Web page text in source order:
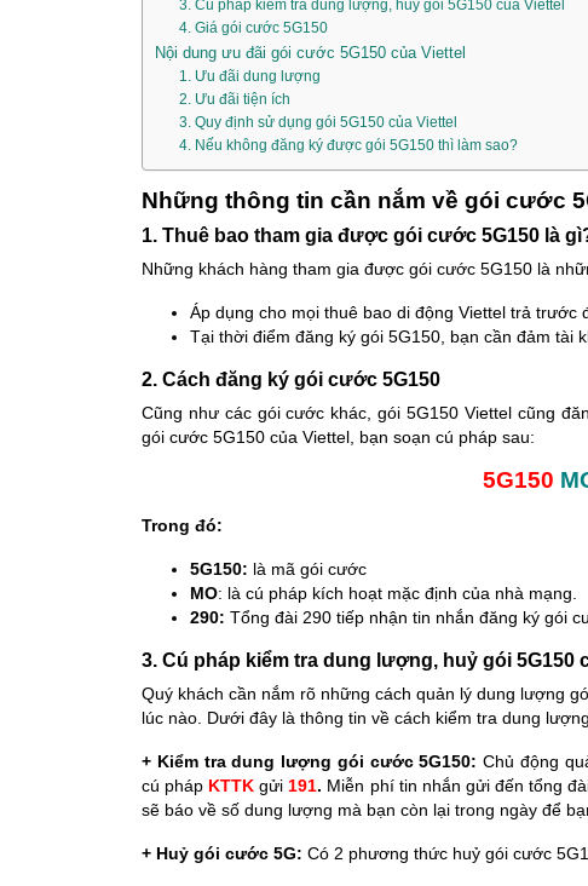
3. Cú pháp kiểm tra dung lượng, huỷ gói 5G150 của Viettel
4. Giá gói cước 5G150
Nội dung ưu đãi gói cước 5G150 của Viettel
1. Ưu đãi dung lượng
2. Ưu đãi tiện ích
3. Quy định sử dụng gói 5G150 của Viettel
4. Nếu không đăng ký được gói 5G150 thì làm sao?
Những thông tin cần nắm về gói cước
1. Thuê bao tham gia được gói cước 5G150 là
Những khách hàng tham gia được gói cước 5G150 là
Áp dụng cho mọi thuê bao di động Viettel trả trước
Tại thời điểm đăng ký gói 5G150, bạn cần đảm tài
2. Cách đăng ký gói cước 5G150
Cũng như các gói cước khác, gói 5G150 Viettel cũng
gói cước 5G150 của Viettel, bạn soạn cú pháp sau:
5G150
Trong đó:
5G150: là mã gói cước
MO: là cú pháp kích hoạt mặc định của nhà mạng.
290: Tổng đài 290 tiếp nhận tin nhắn đăng ký gói
3. Cú pháp kiểm tra dung lượng, huỷ gói 5G150
Quý khách cần nắm rõ những cách quản lý dung lượng
lúc nào. Dưới đây là thông tin về cách kiểm tra dung
+ Kiểm tra dung lượng gói cước 5G150:Chủ động
cú pháp KTTK gửi 191. Miễn phí tin nhắn gửi đến tổng
sẽ báo về số dung lượng mà bạn còn lại trong ngày để
+ Huỷ gói cước 5G: Có 2 phương thức huỷ gói cước